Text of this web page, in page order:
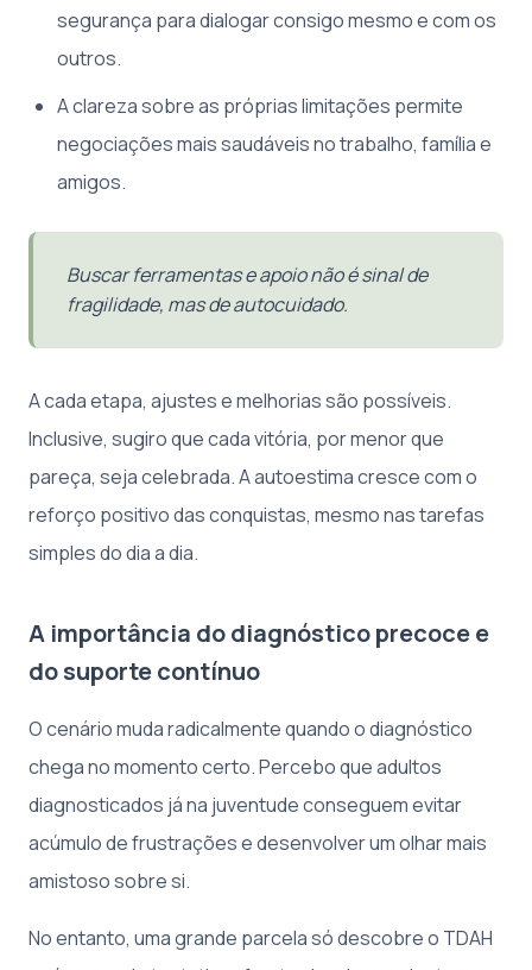
segurança para dialogar consigo mesmo e com os
outros.
A clareza sobre as próprias limitações permite
negociações mais saudáveis no trabalho, família e
amigos.
Buscar ferramentas e apoio não é sinal de
fragilidade, mas de autocuidado.
A cada etapa, ajustes e melhorias são possíveis.
Inclusive, sugiro que cada vitória, por menor que
pareça, seja celebrada. A autoestima cresce com o
reforço positivo das conquistas, mesmo nas tarefas
simples do dia a dia.
A importância do diagnóstico precoce e
do suporte contínuo
O cenário muda radicalmente quando o diagnóstico
chega no momento certo. Percebo que adultos
diagnosticados já na juventude conseguem evitar
acúmulo de frustrações e desenvolver um olhar mais
amistoso sobre si.
No entanto, uma grande parcela só descobre o TDAH